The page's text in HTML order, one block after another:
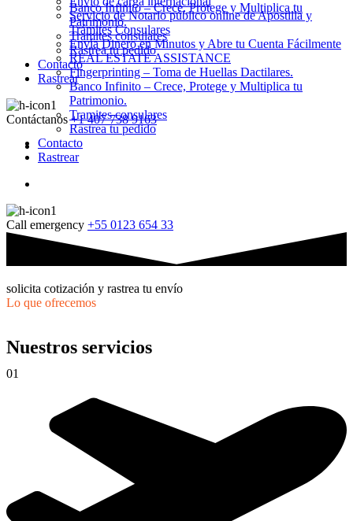
Banco Infinito – Crece, Protege y Multiplica tu
Patrimonio.
Tramites consulares
Rastrea tu pedido
Contacto
Rastrear
Contáctanos +1 407 738 9163
Servicio de Notario público online de Apostilla y
Trámites Consulares
Envía Dinero en Minutos y Abre tu Cuenta Fácilmente
REAL ESTATE ASSISTANCE
Fingerprinting – Toma de Huellas Dactilares.
Banco Infinito – Crece, Protege y Multiplica tu
Patrimonio.
Tramites consulares
Rastrea tu pedido
Contacto
Rastrear
Call emergency +55 0123 654 33
solicita cotización y rastrea tu envío
Lo que ofrecemos
Nuestros servicios
01